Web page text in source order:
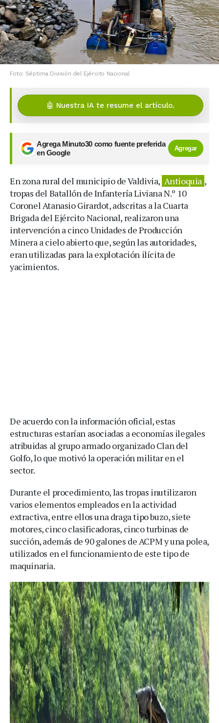
Foto: Séptima División del Ejército Nacional
🤖 Nuestra IA te resume el artículo.
Agrega Minuto30 como fuente preferida
en Google
Agregar
En zona rural del municipio de Valdivia, Antioquia ,
tropas del Batallón de Infantería Liviana N.º 10
Coronel Atanasio Girardot, adscritas a la Cuarta
Brigada del Ejército Nacional, realizaron una
intervención a cinco Unidades de Producción
Minera a cielo abierto que, según las autoridades,
eran utilizadas para la explotación ilícita de
yacimientos.
De acuerdo con la información oficial, estas
estructuras estarían asociadas a economías ilegales
atribuidas al grupo armado organizado Clan del
Golfo, lo que motivó la operación militar en el
sector.
Durante el procedimiento, las tropas inutilizaron
varios elementos empleados en la actividad
extractiva, entre ellos una draga tipo buzo, siete
motores, cinco clasificadoras, cinco turbinas de
succión, además de 90 galones de ACPM y una polea,
utilizados en el funcionamiento de este tipo de
maquinaria.